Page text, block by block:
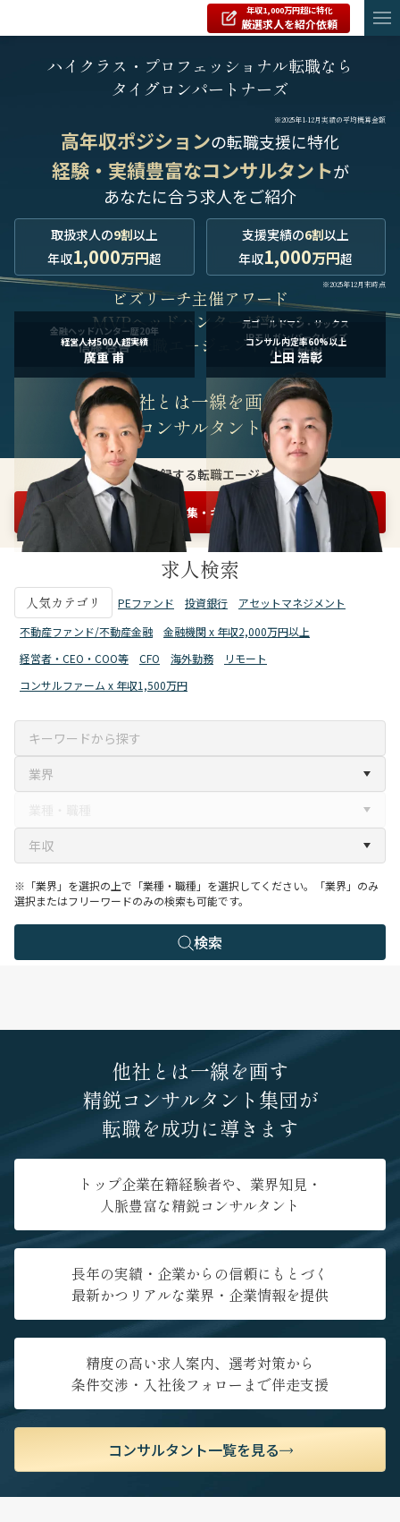
年収1,000万円超に特化
厳選求人を紹介依頼
ハイクラス・プロフェッショナル転職なら
タイグロンパートナーズ
※2025年1-12月実績の平均概算金額
高年収ポジションの転職支援に特化
経験・実績豊富なコンサルタントが
あなたに合う求人をご紹介
取扱求人の9割以上
年収1,000万円超
支援実績の6割以上
年収1,000万円超
※2025年12月末時点
ビズリーチ主催アワード
MVPヘッドハンターが率いる
転職エージェント
金融ヘッドハンター歴20年
信藤 啓吾
元ゴールドマン・サックス
JPモルガン/バークレイズ
小口 敏樹
経営人材500人超実績
廣重 甫
コンサル内定率60%以上
上田 浩彰
他社とは一線を画す
精鋭コンサルタント集団
3万人が登録する転職エージェント
無料1分 まずは情報収集・キャリア相談を申し込む
求人検索
人気カテゴリ PEファンド 投資銀行
アセットマネジメント
不動産ファンド/不動産金融
金融機関 x 年収2,000万円以上
経営者・CEO・COO等
CFO 海外勤務
リモート
コンサルファーム x 年収1,500万円
※「業界」を選択の上で「業種・職種」を選択してください。「業界」のみ
選択またはフリーワードのみの検索も可能です。
検索
他社とは一線を画す
精鋭コンサルタント集団が
転職を成功に導きます
トップ企業在籍経験者や、業界知見・
人脈豊富な精鋭コンサルタント
長年の実績・企業からの信頼にもとづく
最新かつリアルな業界・企業情報を提供
精度の高い求人案内、選考対策から
条件交渉・入社後フォローまで伴走支援
コンサルタント一覧を見る